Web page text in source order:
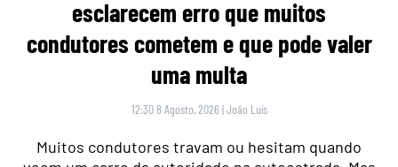
esclarecem erro que muitos
condutores cometem e que pode valer
uma multa
12:30 8 Agosto, 2026 |João Luís
Muitos condutores travam ou hesitam quando